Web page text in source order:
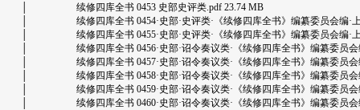
│ 续修四库全书 0453 史部史评类.pdf 23.74 MB
│ 续修四库全书 0454·史部·史评类·《续修四库全书》编纂委员会编·上
│ 续修四库全书 0455·史部·史评类·《续修四库全书》编纂委员会编·上
│ 续修四库全书 0456·史部·诏令奏议类·《续修四库全书》编纂委员会编
│ 续修四库全书 0457·史部·诏令奏议类·《续修四库全书》编纂委员会编
│ 续修四库全书 0458·史部·诏令奏议类·《续修四库全书》编纂委员会编
│ 续修四库全书 0459·史部·诏令奏议类·《续修四库全书》编纂委员会编
│ 续修四库全书 0460·史部·诏令奏议类·《续修四库全书》编纂委员会编